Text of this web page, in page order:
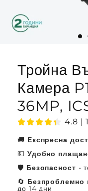
Тройна
Камера
36MP,
4.8 |
🚚 Експресна
💵 Удобно
🛡️ Безопасност -
🔄 Безпроблемно
до 14 дни